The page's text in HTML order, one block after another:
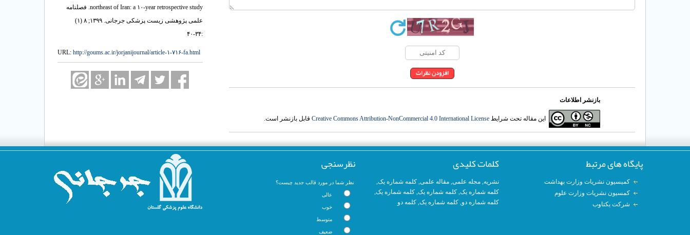
northeast of Iran: a ۱۰-year retrospective study. فصلنامه
علمی پژوهشی زیست پزشکی جرجانی. ۱۳۹۹; ۸ (۱)
:۳۴-۴۰
URL: http://goums.ac.ir/jorjanijournal/article-۱-۷۱۶-fa.html
بازنشر اطلاعات
این مقاله تحت شرایط Creative Commons Attribution-NonCommercial 4.0 International License قابل بازنشر است.
پایگاه های مرتبط
کمیسیون نشریات وزارت بهداشت
کمسیون نشریات وزارت علوم
شرکت یکتاوب
کلمات کلیدی
نشریه, مجله علمی, مقاله علمی, کلمه شماره یک,
کلمه شماره یک, کلمه شماره یک, کلمه شماره یک,
کلمه شماره دو, کلمه شماره یک, کلمه دو
نظرسنجی
نظر شما در مورد قالب جدید چیست؟
عالی
خوب
متوسط
ضعیف